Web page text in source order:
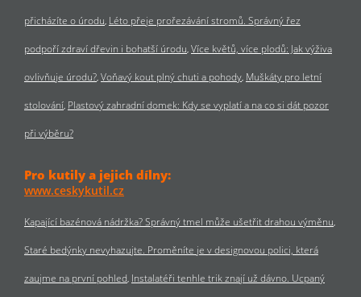
přicházíte o úrodu Léto přeje prořezávání stromů. Správný řez
podpoří zdraví dřevin i bohatší úrodu Více květů, více plodů: Jak výživa
ovlivňuje úrodu? Voňavý kout plný chuti a pohody Muškáty pro letní
stolování Plastový zahradní domek: Kdy se vyplatí a na co si dát pozor
při výběru?
Pro kutily a jejich dílny:
www.ceskykutil.cz
Kapající bazénová nádržka? Správný tmel může ušetřit drahou výměnu
Staré bedýnky nevyhazujte. Proměníte je v designovou polici, která
zaujme na první pohled Instalatéři tenhle trik znají už dávno. Ucpaný